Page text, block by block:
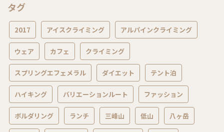
タグ
2017 アイスクライミング アルパインクライミング
ウェア カフェ クライミング
スプリングエフェメラル ダイエット テント泊
ハイキング バリエーションルート ファッション
ボルダリング ランチ 三峰山 低山 八ヶ岳